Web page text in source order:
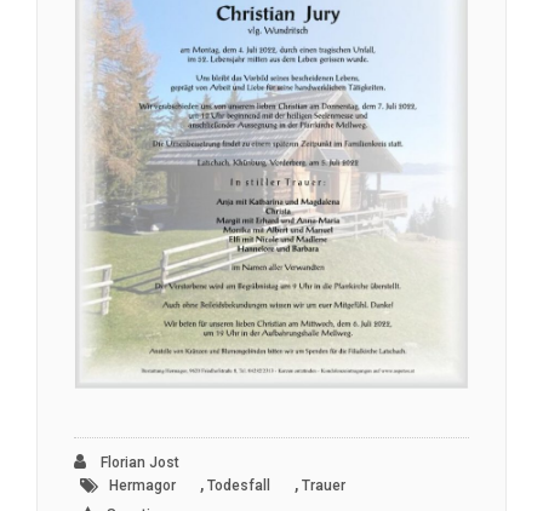
Florian Jost
Hermagor
, Todesfall , Trauer